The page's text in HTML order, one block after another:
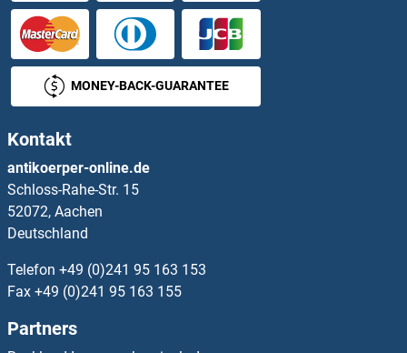
ZBED5 Antikörper
ZBP1 Antikörper
ZBTB10 Antikörper
ZBTB11 Antikörper
ZBTB12 Antikörper
ZBTB14/ZFP161 Antikörper
ZBTB16 Antikörper
ZBTB17 Antikörper
MONEY-BACK-GUARANTEE
Kontakt
antikoerper-online.de
Schloss-Rahe-Str. 15
52072, Aachen
Deutschland
Telefon +49 (0)241 95 163 153
Fax +49 (0)241 95 163 155
Partners